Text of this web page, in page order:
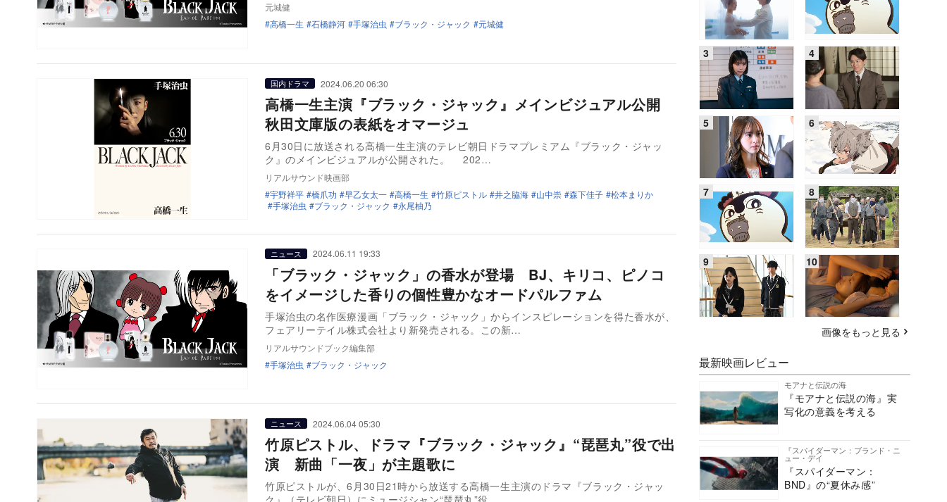
元城健
高橋一生
石橋静河 手塚治虫 ブラック・ジャック 元城健
国内ドラマ 2024.06.20 06:30
高橋一生主演『ブラック・ジャック』メインビジュアル公開
秋田文庫版の表紙をオマージュ
6月30日に放送される高橋一生主演のテレビ朝日ドラマプレミアム『ブラック・ジャッ
ク』のメインビジュアルが公開された。 202…
リアルサウンド映画部
宇野祥平
橋爪功 早乙女太一 高橋一生 竹原ピストル 井之脇海 山中崇 森下佳子
松本まりか
手塚治虫
ブラック・ジャック 永尾柚乃
ニュース 2024.06.11 19:33
「ブラック・ジャック」の香水が登場 BJ、キリコ、ピノコ
をイメージした香りの個性豊かなオードパルファム
手塚治虫の名作医療漫画「ブラック・ジャック」からインスピレーションを得た香水が、
フェアリーテイル株式会社より新発売される。この新…
リアルサウンドブック編集部
手塚治虫
ブラック・ジャック
ニュース 2024.06.04 05:30
竹原ピストル、ドラマ『ブラック・ジャック』“琵琶丸”役で出
演 新曲「一夜」が主題歌に
竹原ピストルが、6月30日21時から放送する高橋一生主演のドラマ『ブラック・ジャッ
画像をもっと見る
最新映画レビュー
モアナと伝説の海
『モアナと伝説の海』実
写化の意義を考える
『スパイダーマン：ブランド・ニ
ュー・デイ
『スパイダーマン：
BND』の“夏休み感”